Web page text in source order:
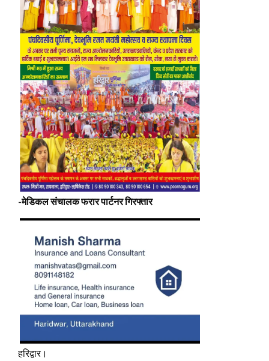
-मेडिकल संचालक फरार पार्टनर गिरफ्तार
हरिद्वार।